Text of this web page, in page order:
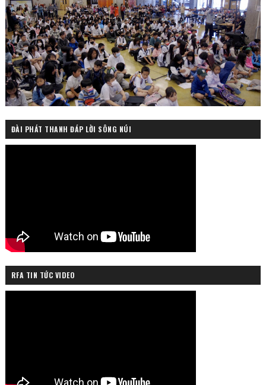
ĐÀI PHÁT THANH ĐÁP LỜI SÔNG NÚI
RFA TIN TỨC VIDEO